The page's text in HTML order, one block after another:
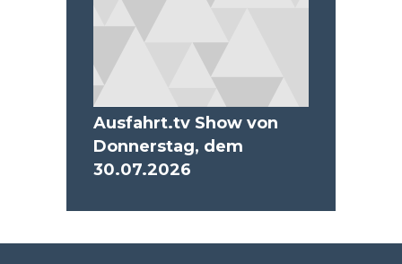
Ausfahrt.tv Show von
Donnerstag, dem
30.07.2026